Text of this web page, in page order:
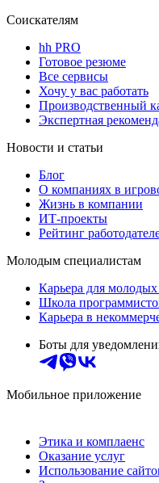
Соискателям
hh PRO
Готовое резюме
Все сервисы
Хочу у вас работать
Производственный
Экспертная
Новости и статьи
Блог
О компаниях в
Жизнь в компании
ИТ-проекты
Рейтинг
Молодым специалистам
Карьера для
Школа
Карьера в
Боты для
Мобильное приложение
Этика и комплаенс
Оказание услуг
Использование